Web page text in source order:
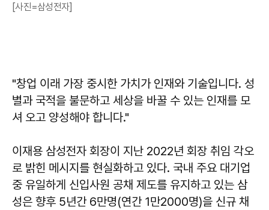
[사진=삼성전자]
"창업 이래 가장 중시한 가치가 인재와 기술입니다. 성
별과 국적을 불문하고 세상을 바꿀 수 있는 인재를 모
셔 오고 양성해야 합니다."
이재용 삼성전자 회장이 지난 2022년 회장 취임 각오
로 밝힌 메시지를 현실화하고 있다. 국내 주요 대기업
중 유일하게 신입사원 공채 제도를 유지하고 있는 삼
성은 향후 5년간 6만명(연간 1만2000명)을 신규 채